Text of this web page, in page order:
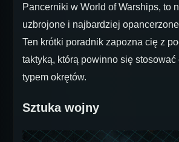
Pancerniki w World of Warships, to
uzbrojone i najbardziej
Ten krótki poradnik zapozna cię z
taktyką, którą powinno się stosować
typem okrętów.
Sztuka wojny